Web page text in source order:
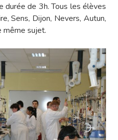
durée de 3h. Tous les élèves
Sens, Dijon, Nevers, Autun,
même sujet.